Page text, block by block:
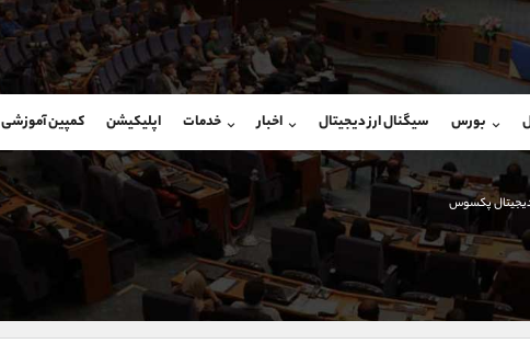
بورس سیگنال ارز دیجیتال اخبار خدمات اپلیکیشن کمپین آموزشی
دیجیتال پکسوس
شروع گفتگو
@Armteam_admin_33
118
شروع گفتگو
@Armteam_admin_103
داخلی 103